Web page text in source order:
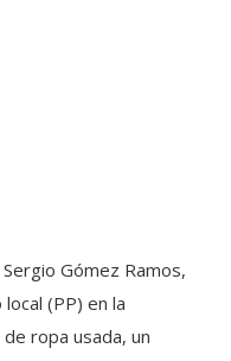
Gómez Ramos,
(PP) en la
ropa usada, un